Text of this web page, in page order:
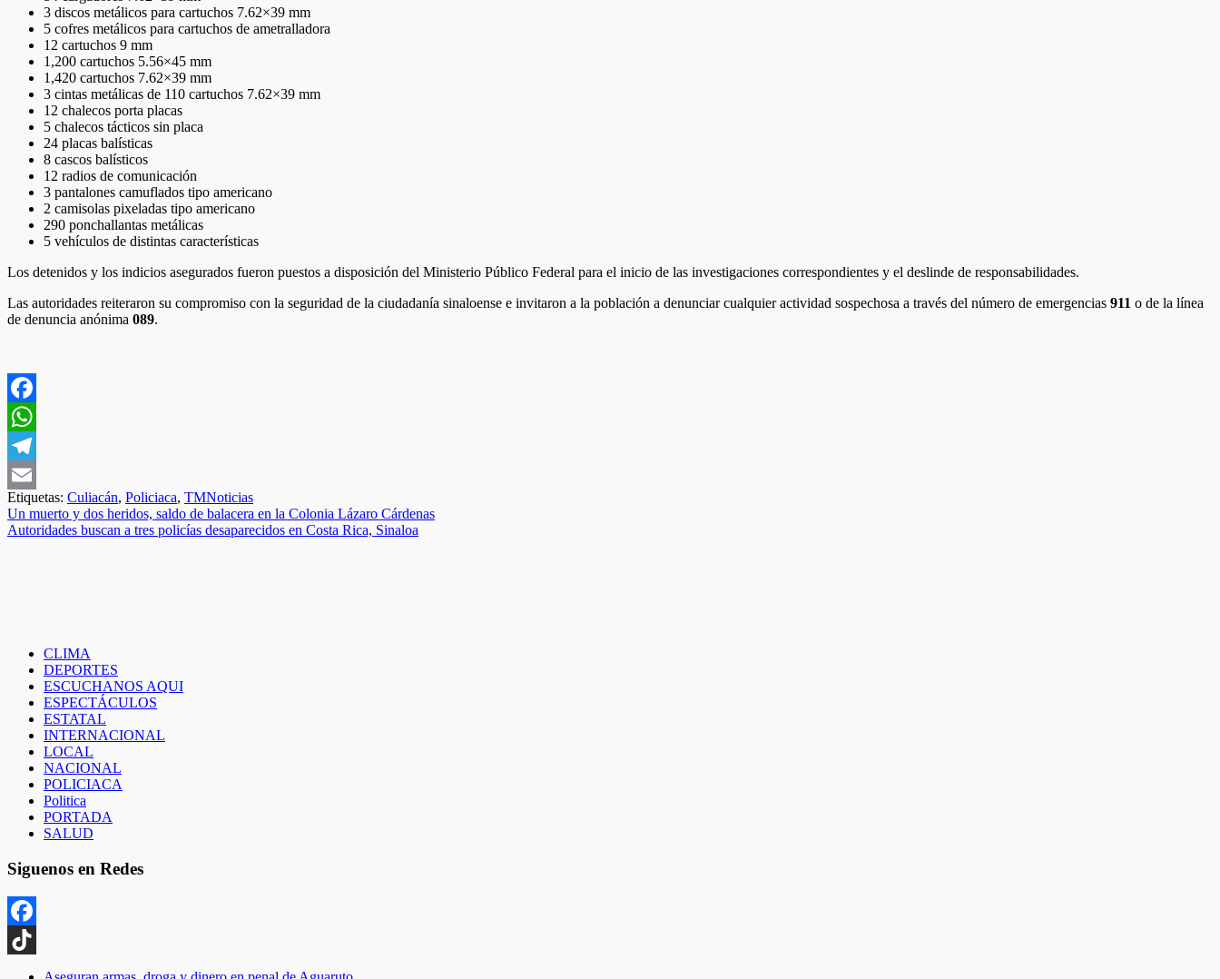
3 discos metálicos para cartuchos 7.62×39 mm
5 cofres metálicos para cartuchos de ametralladora
12 cartuchos 9 mm
1,200 cartuchos 5.56×45 mm
1,420 cartuchos 7.62×39 mm
3 cintas metálicas de 110 cartuchos 7.62×39 mm
12 chalecos porta placas
5 chalecos tácticos sin placa
24 placas balísticas
8 cascos balísticos
12 radios de comunicación
3 pantalones camuflados tipo americano
2 camisolas pixeladas tipo americano
290 ponchallantas metálicas
5 vehículos de distintas características
Los detenidos y los indicios asegurados fueron puestos a disposición del Ministerio Público Federal para el inicio de las investigaciones correspondientes y el deslinde de responsabilidades.
Las autoridades reiteraron su compromiso con la seguridad de la ciudadanía sinaloense e invitaron a la población a denunciar cualquier actividad sospechosa a través del número de emergencias 911 o de la línea
de denuncia anónima 089.
Facebook
WhatsApp
Telegram
Email
Etiquetas: Culiacán, Policiaca, TMNoticias
Navegación
de
Un muerto y dos heridos, saldo de balacera en la Colonia Lázaro Cárdenas
Autoridades buscan a tres policías desaparecidos en Costa Rica, Sinaloa
CLIMA
DEPORTES
ESCUCHANOS AQUI
ESPECTÁCULOS
ESTATAL
INTERNACIONAL
LOCAL
NACIONAL
POLICIACA
Politica
PORTADA
SALUD
Siguenos en Redes
Facebook
TikTok